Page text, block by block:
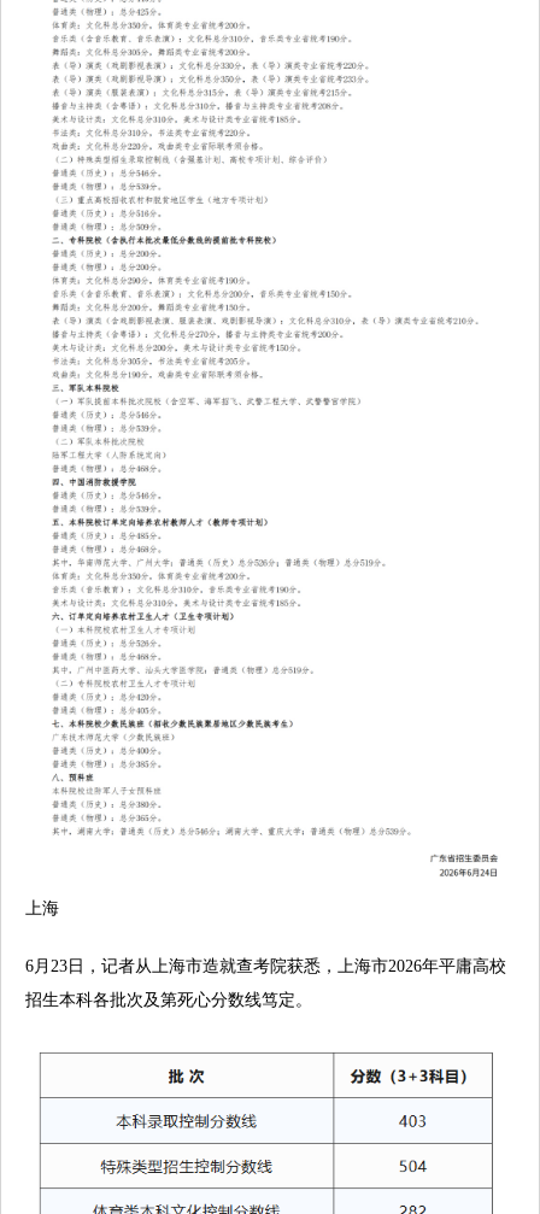
上海
6月23日，记者从上海市造就查考院获悉，上海市2026年平庸高校
招生本科各批次及第死心分数线笃定。